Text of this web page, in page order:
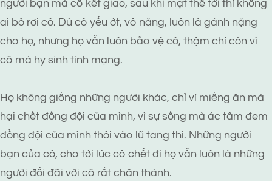
người bạn mà cô kết giao, sau khi mạt thế tới thì không
ai bỏ rơi cô. Dù cô yếu ớt, vô năng, luôn là gánh nặng
cho họ, nhưng họ vẫn luôn bảo vệ cô, thậm chí còn vì
cô mà hy sinh tính mạng.
Họ không giống những người khác, chỉ vì miếng ăn mà
hại chết đồng đội của mình, vì sự sống mà ác tâm đem
đồng đội của mình thôi vào lũ tang thi. Những người
bạn của cô, cho tới lúc cô chết đi họ vẫn luôn là những
người đối đãi với cô rất chân thành.